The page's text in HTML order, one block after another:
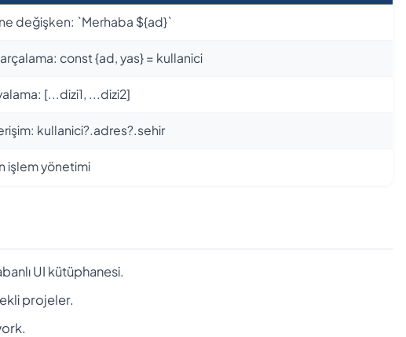
değişken: `Merhaba ${ad}`
const {ad, yas} = kullanici
[...dizi1, ...dizi2]
kullanici?.adres?.sehir
işlem yönetimi
UI kütüphanesi.
projeler.